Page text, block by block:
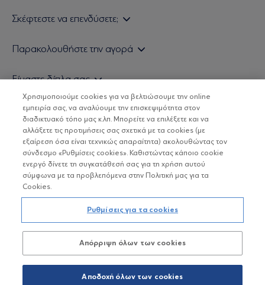
Σκέφτεστε να επενδύσετε;
Τιμολογιακή Πολιτική
Δείτε τις πολιτικές μας
Βασικές Γνώσεις
Παρακολουθήστε την αγορά
Τα νέα μας
Χρήσιμοι σύνδεσμοι
Είμαστε δίπλα σας
H Eurobank Asset Management ΑΕΔΑΚ
Επενδυτική φιλοσοφία ESG
Πιστοποιημένα στελέχη και συνεργάτες
Αποστολή Βιογραφικών
ΟΙ ΟΣΕΚΑ ΔΕΝ ΕΧΟΥΝ ΕΓΓΥΗΜΕΝΗ ΑΠΟΔΟΣΗ ΚΑΙ ΟΙ
ΠΡΟΗΓΟΥΜΕΝΕΣ ΑΠΟΔΟΣΕΙΣ ΔΕΝ ΔΙΑΣΦΑΛΙΖΟΥΝ ΤΙΣ
ΜΕΛΛΟΝΤΙΚΕΣ
Copyright © Eurobank ΑΕΔΑΚ
Προστασία Προσωπικών Δεδομένων
Όροι χρήσης
Πολιτική cookies
Χρησιμοποιούμε cookies για να βελτιώσουμε την online
εμπειρία σας, να αναλύουμε την επισκεψιμότητα στον
διαδικτυακό τόπο μας κ.λπ. Μπορείτε να επιλέξετε και να
αλλάξετε τις προτιμήσεις σας σχετικά με τα cookies (με
εξαίρεση όσα είναι τεχνικώς απαραίτητα) ακολουθώντας τον
σύνδεσμο «Ρυθμίσεις cookies». Καθιστώντας κάποιο cookie
ενεργό δίνετε τη συγκατάθεσή σας για τη χρήση αυτού
σύμφωνα με τα προβλεπόμενα στην Πολιτική μας για τα
Cookies.
Ρυθμίσεις για τα cookies
Απόρριψη όλων των cookies
Αποδοχή όλων των cookies